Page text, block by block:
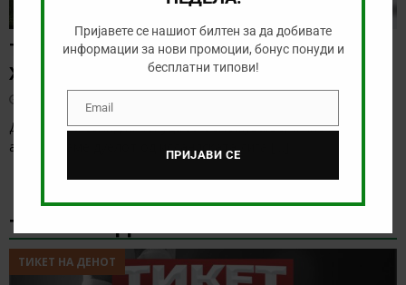
ТИП НА ДЕНОТ (05.08.2026, 21:15)
ХАФНАРФЈАРДАР – РЕЈКАВИК
Денес нема солидна понуда за обложување, а ние ќе го
анализираме дуелот од исландската лига
ТИКЕТ НА ДЕНОТ
ТИКЕТ НА ДЕНОТ
Пријавете се нашиот билтен за да добивате
информации за нови промоции, бонус понуди и
бесплатни типови!
EmailEmail
ПРИЈАВИ СЕ